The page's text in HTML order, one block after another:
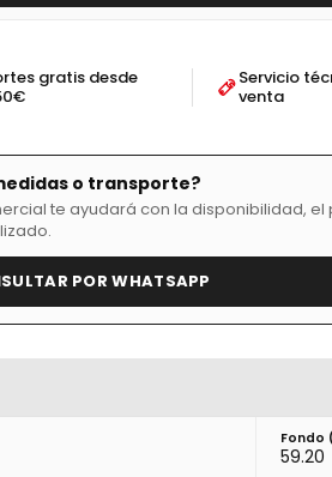
gratis desde
Servicio
venta
o transporte?
te ayudará con la disponibilidad, el
POR WHATSAPP
Fondo
59.20